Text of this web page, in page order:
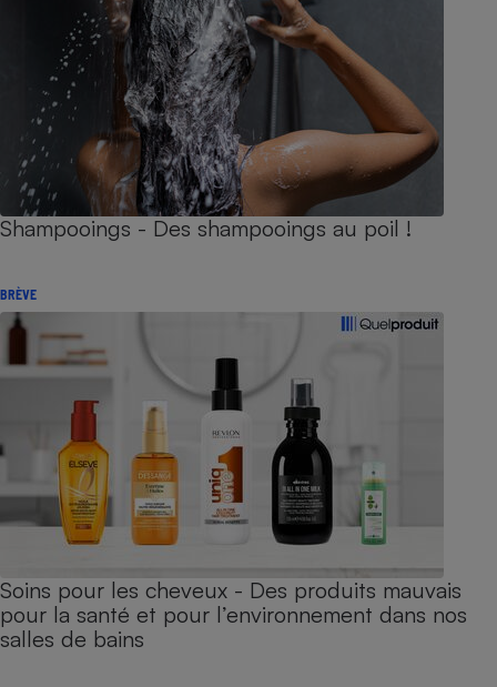
Shampooings - Des shampooings au poil !
BRÈVE
Soins pour les cheveux - Des produits mauvais
pour la santé et pour l’environnement dans nos
salles de bains